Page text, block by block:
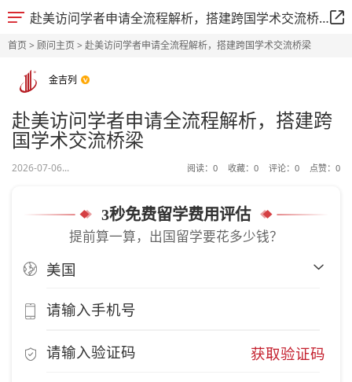
赴美访问学者申请全流程解析，搭建跨国学术交流桥梁
首页> 顾问主页> 赴美访问学者申请全流程解析，搭建跨国学术交流桥梁
金吉列
赴美访问学者申请全流程解析，搭建跨
国学术交流桥梁
2026-07-06... 阅读： 0 收藏： 0 评论： 0 点赞： 0
3秒免费留学费用评估
提前算一算，出国留学要花多少钱？
获取验证码